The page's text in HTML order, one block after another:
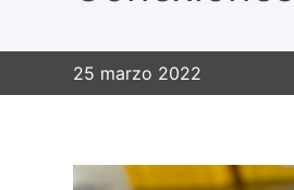
25 marzo 2022